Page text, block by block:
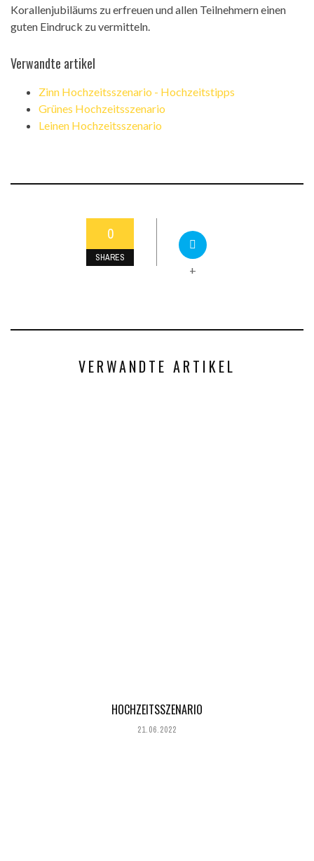
Korallenjubiläums zu erfreuen und allen Teilnehmern einen
guten Eindruck zu vermitteln.
Verwandte artikel
Zinn Hochzeitsszenario - Hochzeitstipps
Grünes Hochzeitsszenario
Leinen Hochzeitsszenario
0
SHARES
+
VERWANDTE ARTIKEL
HOCHZEITSSZENARIO
21.06.2022